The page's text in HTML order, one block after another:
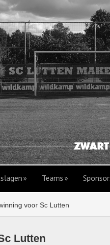
Teams
voor Sc Lutten
Lutten